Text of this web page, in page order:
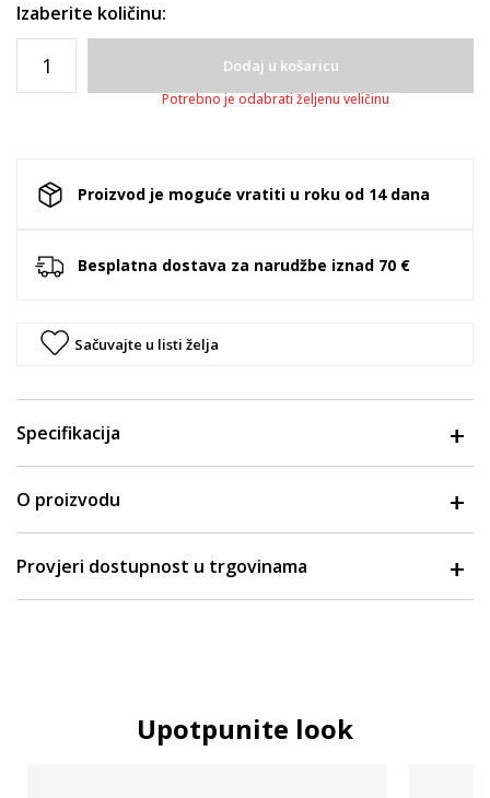
Izaberite količinu:
Dodaj u košaricu
Potrebno je odabrati željenu veličinu
Proizvod je moguće vratiti u roku od 14 dana
Besplatna dostava za narudžbe iznad 70 €
Sačuvajte u listi želja
Specifikacija
O proizvodu
Provjeri dostupnost u trgovinama
Upotpunite look